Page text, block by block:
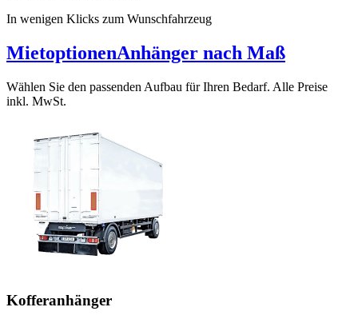
In wenigen Klicks zum Wunschfahrzeug
MietoptionenAnhänger nach Maß
Wählen Sie den passenden Aufbau für Ihren Bedarf. Alle Preise
inkl. MwSt.
Kofferanhänger